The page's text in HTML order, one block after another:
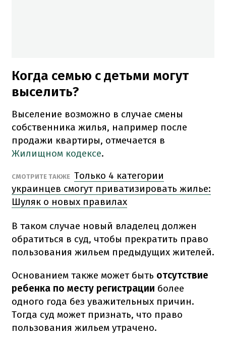
Когда семью с детьми могут
выселить?
Выселение возможно в случае смены
собственника жилья, например после
продажи квартиры, отмечается в
Жилищном кодексе.
СМОТРИТЕ ТАКЖЕ Только 4 категории
украинцев смогут приватизировать жилье:
Шуляк о новых правилах
В таком случае новый владелец должен
обратиться в суд, чтобы прекратить право
пользования жильем предыдущих жителей.
Основанием также может быть отсутствие
ребенка по месту регистрации более
одного года без уважительных причин.
Тогда суд может признать, что право
пользования жильем утрачено.